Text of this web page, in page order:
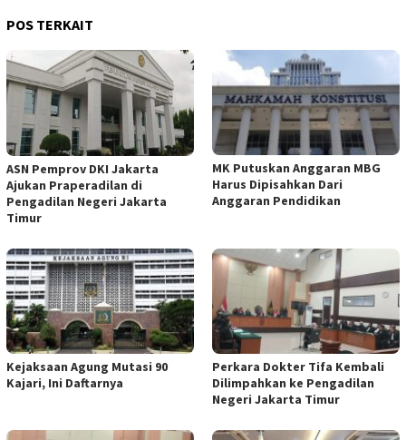
POS TERKAIT
ASN Pemprov DKI Jakarta
Ajukan Praperadilan di
Pengadilan Negeri Jakarta
Timur
MK Putuskan Anggaran MBG
Harus Dipisahkan Dari
Anggaran Pendidikan
Kejaksaan Agung Mutasi 90
Kajari, Ini Daftarnya
Perkara Dokter Tifa Kembali
Dilimpahkan ke Pengadilan
Negeri Jakarta Timur